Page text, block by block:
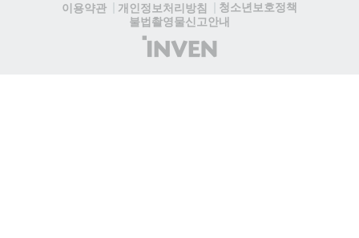
이용약관
개인정보처리방침
청소년보호정책
불법촬영물신고안내
(주)
인